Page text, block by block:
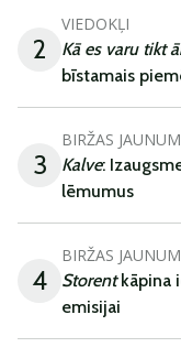
2
VIEDOKĻI
Kā es varu tikt
bīstamais
3
BIRŽAS
Kalve:
lēmumus
4
BIRŽAS
Storentkāpina
emisijai